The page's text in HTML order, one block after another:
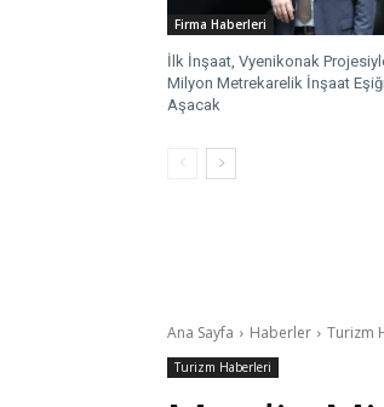
Firma Haberleri
İlk İnşaat, Vyenikonak
Milyon Metrekarelik İnşaat
Aşacak